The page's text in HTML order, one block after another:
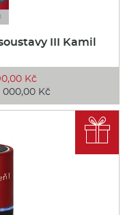
III Kamil
Kč
000,00 Kč
